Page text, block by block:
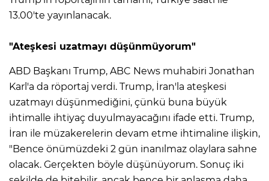
13.00'te yayınlanacak.
"Ateşkesi uzatmayı düşünmüyorum"
ABD Başkanı Trump, ABC News muhabiri Jonathan
Karl'a da röportaj verdi. Trump, İran'la ateşkesi
uzatmayı düşünmediğini, çünkü buna büyük
ihtimalle ihtiyaç duyulmayacağını ifade etti. Trump,
İran ile müzakerelerin devam etme ihtimaline ilişkin,
"Bence önümüzdeki 2 gün inanılmaz olaylara sahne
olacak. Gerçekten böyle düşünüyorum. Sonuç iki